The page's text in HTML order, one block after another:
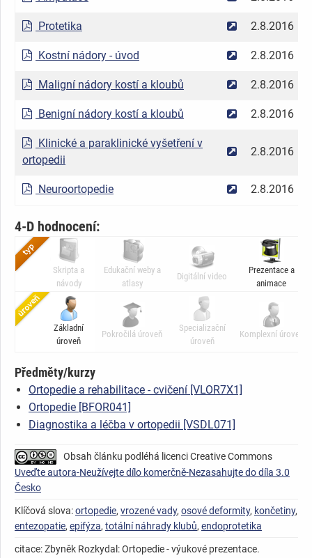
Protetika 2.8.2016
Kostní nádory - úvod 2.8.2016
Maligní nádory kostí a kloubů 2.8.2016
Benigní nádory kostí a kloubů 2.8.2016
Klinické a paraklinické vyšetření v
ortopedii
2.8.2016
Neuroortopedie 2.8.2016
4-D hodnocení:
Skripta a
návody
Edukační weby a
atlasy
Digitální video
Prezentace a
animace
Základní
úroveň
Pokročilá úroveň
Specializační
úroveň
Komplexní úroveň
Předměty/kurzy
Ortopedie a rehabilitace - cvičení [VLOR7X1]
Ortopedie [BFOR041]
Diagnostika a léčba v ortopedii [VSDL071]
Obsah článku podléhá licenci Creative Commons
Uveďte autora-Neužívejte dílo komerčně-Nezasahujte do díla 3.0
Česko
Klíčová slova:ortopedie, vrozené vady, osové deformity, končetiny,
entezopatie, epifýza, totální náhrady klubů, endoprotetika
citace: Zbyněk Rozkydal: Ortopedie - výukové prezentace.